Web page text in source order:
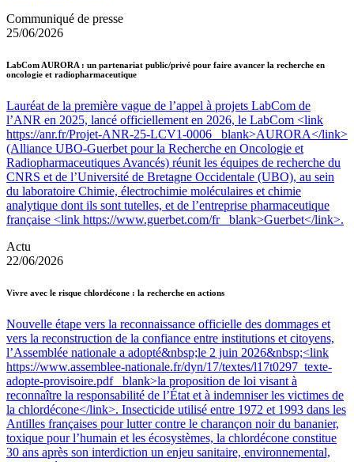
Communiqué de presse
25/06/2026
LabCom AURORA : un partenariat public/privé pour faire avancer la recherche en
oncologie et radiopharmaceutique
Lauréat de la première vague de l’appel à projets LabCom de
l’ANR en 2025, lancé officiellement en 2026, le LabCom <link
https://anr.fr/Projet-ANR-25-LCV1-0006 _blank>AURORA</link>
(Alliance UBO-Guerbet pour la Recherche en Oncologie et
Radiopharmaceutiques Avancés) réunit les équipes de recherche du
CNRS et de l’Université de Bretagne Occidentale (UBO), au sein
du laboratoire Chimie, électrochimie moléculaires et chimie
analytique dont ils sont tutelles, et de l’entreprise pharmaceutique
française <link https://www.guerbet.com/fr _blank>Guerbet</link>.
Actu
22/06/2026
Vivre avec le risque chlordécone : la recherche en actions
Nouvelle étape vers la reconnaissance officielle des dommages et
vers la reconstruction de la confiance entre institutions et citoyens,
l’Assemblée nationale a adopté&nbsp;le 2 juin 2026&nbsp;<link
https://www.assemblee-nationale.fr/dyn/17/textes/l17t0297_texte-
adopte-provisoire.pdf _blank>la proposition de loi visant à
reconnaître la responsabilité de l’État et à indemniser les victimes de
la chlordécone</link>. Insecticide utilisé entre 1972 et 1993 dans les
Antilles françaises pour lutter contre le charançon noir du bananier,
toxique pour l’humain et les écosystèmes, la chlordécone constitue
30 ans après son interdiction un enjeu sanitaire, environnemental,